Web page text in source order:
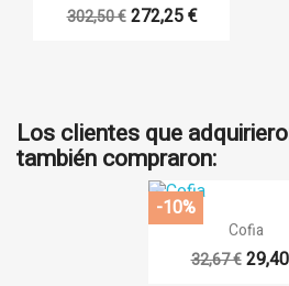
302,50 € 272,25 €
Los clientes que
también compraron:
 Vista
Cofia
32,67 €
-10%